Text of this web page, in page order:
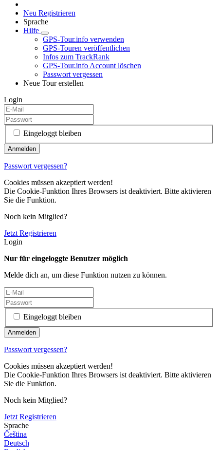
Neu Registrieren
Sprache
Hilfe
GPS-Tour.info verwenden
GPS-Touren veröffentlichen
Infos zum TrackRank
GPS-Tour.info Account löschen
Passwort vergessen
Neue Tour erstellen
Login
Eingeloggt bleiben
Passwort vergessen?
Cookies müssen akzeptiert werden!
Die Cookie-Funktion Ihres Browsers ist deaktiviert. Bitte aktivieren
Sie die Funktion.
Noch kein Mitglied?
Jetzt Registrieren
Login
Nur für eingeloggte Benutzer möglich
Melde dich an, um diese Funktion nutzen zu können.
Eingeloggt bleiben
Passwort vergessen?
Cookies müssen akzeptiert werden!
Die Cookie-Funktion Ihres Browsers ist deaktiviert. Bitte aktivieren
Sie die Funktion.
Noch kein Mitglied?
Jetzt Registrieren
Sprache
Čeština
Deutsch